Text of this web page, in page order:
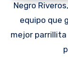
Negro
equipo que
mejor